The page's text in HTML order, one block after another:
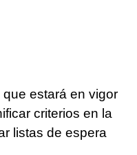
estará en vigor
criterios en la
listas de espera